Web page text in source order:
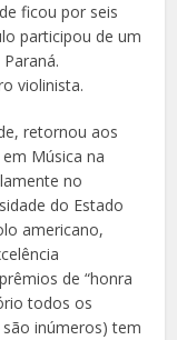
ficou por seis
participou de um
violinista.
retornou aos
Música na
no
do Estado
americano,
de “honra
todos os
são inúmeros) tem